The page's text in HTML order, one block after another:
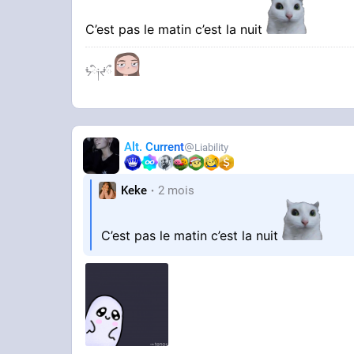
C’est pas le matin c’est la nuit
ᖭི༏ᖫྀ
Alt. Current Liability
Keke 2 mois
C’est pas le matin c’est la nuit